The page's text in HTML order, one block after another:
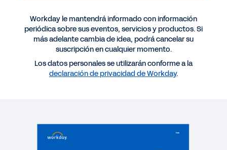
Más recursos
Partir de una buena base: todo depende de los
Expect More: Driving Value from Financial and
HCM Software
Workday le mantendrá informado con información
periódica sobre sus eventos, servicios y productos. Si
más adelante cambia de idea, podrá cancelar su
suscripción en cualquier momento.
Los datos personales se utilizarán conforme a la
declaración de privacidad de Workday.